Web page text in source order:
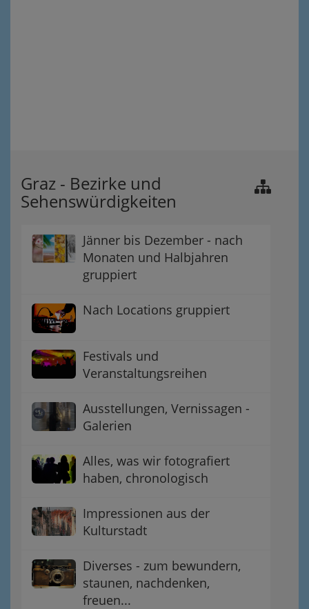
Graz - Bezirke und
Sehenswürdigkeiten
Jänner bis Dezember - nach
Monaten und Halbjahren
gruppiert
Nach Locations gruppiert
Festivals und
Veranstaltungsreihen
Ausstellungen, Vernissagen -
Galerien
Alles, was wir fotografiert
haben, chronologisch
Impressionen aus der
Kulturstadt
Diverses - zum bewundern,
staunen, nachdenken,
freuen...